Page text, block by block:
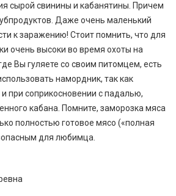
сырой свинины и кабанятины. Причем
Даже очень маленький
к заражению! Стоит помнить, что для
очень высоки во время охоты на
Вы гуляете со своим питомцем, есть
намордник, так как
при соприкосновении с падалью,
кабана. Помните, заморозка мяса
полностью готовое мясо («полная
для любимца.